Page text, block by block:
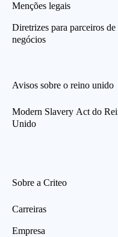
Menções legais
Diretrizes para parceiros de
negócios
Avisos sobre o reino unido
Modern Slavery Act do
Unido
Sobre a Criteo
Carreiras
Empresa